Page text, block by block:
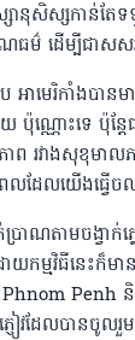
នុសិស្សកាន់តែ
ដើម្បីជាសសរ
ាមេរិកាំងបាន
ប៉ុណ្ណោះទេ ប៉ុន្
ភាព រវាងសុខុម
ដែលយើងធ្វើច
ណតាមចង្វាក់ភ្ល
ម្មវិធីនេះក៏មា
Phnom
ញៀវដែលបានចូ